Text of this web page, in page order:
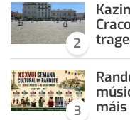
2
3
máis